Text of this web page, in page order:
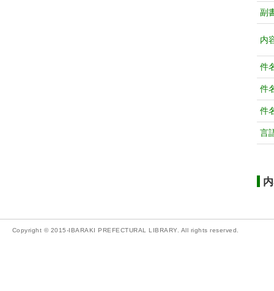
副
内
件
件
件
言
Copyright © 2015-IBARAKI PREFECTURAL LIBRARY. All rights reserved.